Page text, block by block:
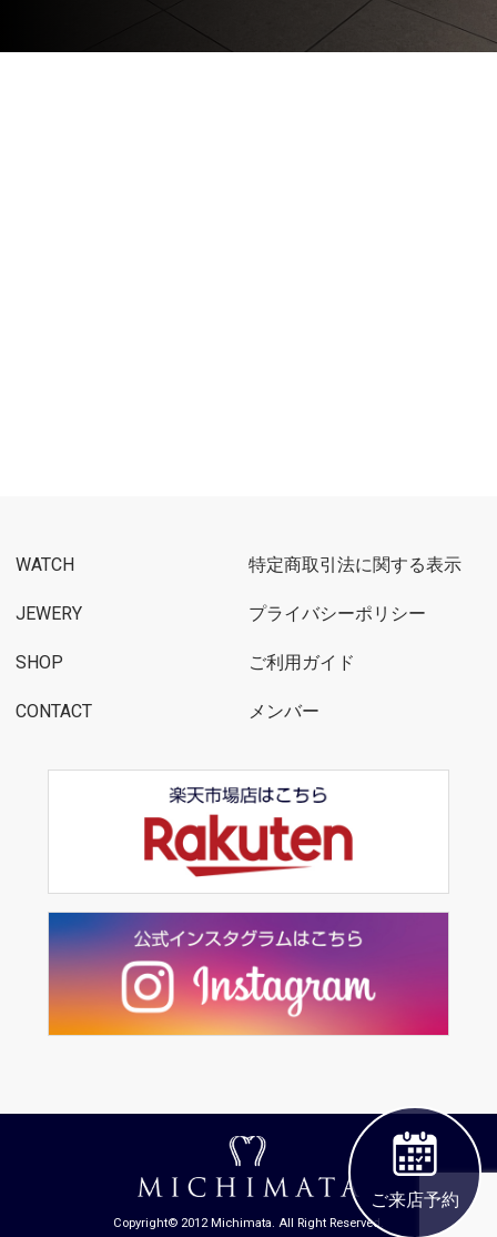
ご来店予約
WATCH
JEWERY
SHOP
CONTACT
特定商取引法に関する表示
プライバシーポリシー
ご利用ガイド
メンバー
Copyright© 2012 Michimata. All Right Reserved.